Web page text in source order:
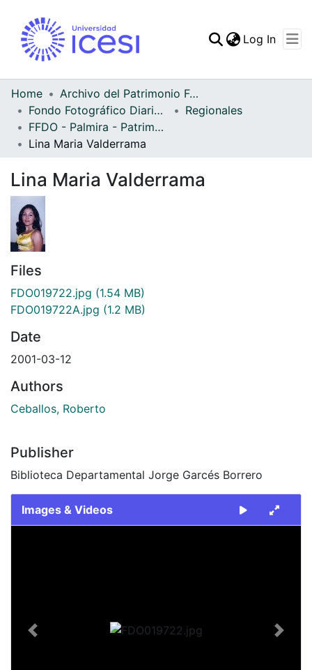
Statistics
Log In
Home
Archivo del Patrimonio Fotográfico y Fílmico del Valle del Cauca
Fondo Fotográfico Diario Occidente
Regionales
FFDO - Palmira - Patrimonial
Lina Maria Valderrama
Lina Maria Valderrama
Files
FDO019722.jpg (1.54 MB)
FDO019722A.jpg (1.2 MB)
Date
2001-03-12
Authors
Ceballos, Roberto
Publisher
Biblioteca Departamental Jorge Garcés Borrero
Images & Videos
Previous Next